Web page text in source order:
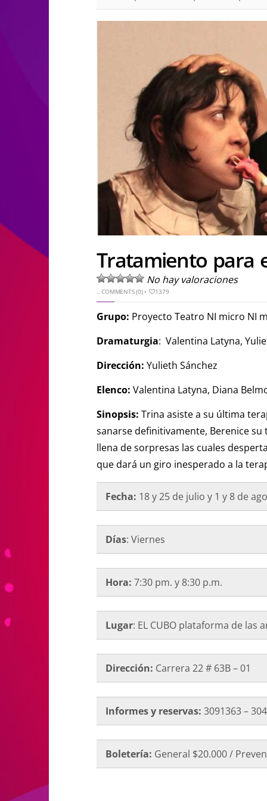
Tratamiento para
No hay valoraciones
..COMMENTS (0)• 1379
Grupo: Proyecto Teatro NI micro NI
Dramaturgia: Valentina Latyna,
Dirección: Yulieth Sánchez
Elenco: Valentina Latyna, Diana
Sinopsis: Trina asiste a su última
sanarse definitivamente, Berenice
llena de sorpresas las cuales
que dará un giro inesperado a la
Fecha: 18 y 25 de julio y 1 y 8 de
Días: Viernes
Hora: 7:30 pm. y 8:30 p.m.
Lugar: EL CUBO plataforma de las
Dirección: Carrera 22 # 63B – 01
Informes y reservas: 3091363 –
Boletería: General $20.000 /